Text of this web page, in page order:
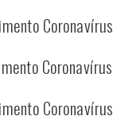
Coronavírus
Coronavírus
Coronavírus